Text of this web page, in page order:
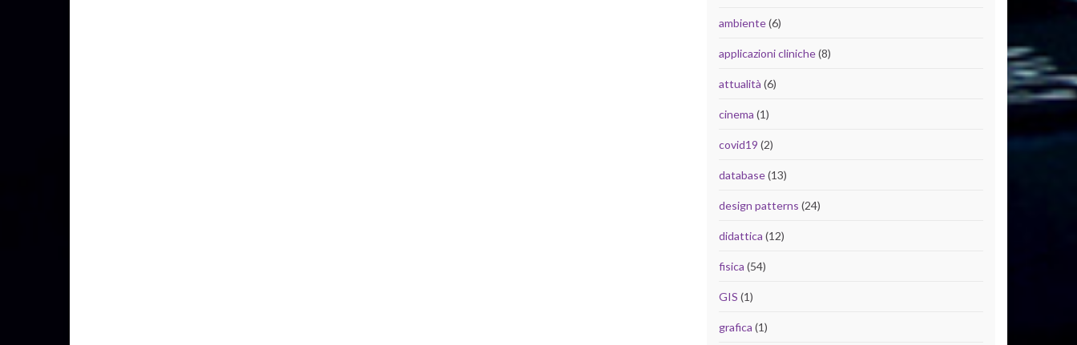
ambiente(6)
applicazioni cliniche(8)
attualità (6)
cinema (1)
covid19 (2)
database(13)
design patterns (24)
didattica (12)
fisica (54)
GIS (1)
grafica (1)